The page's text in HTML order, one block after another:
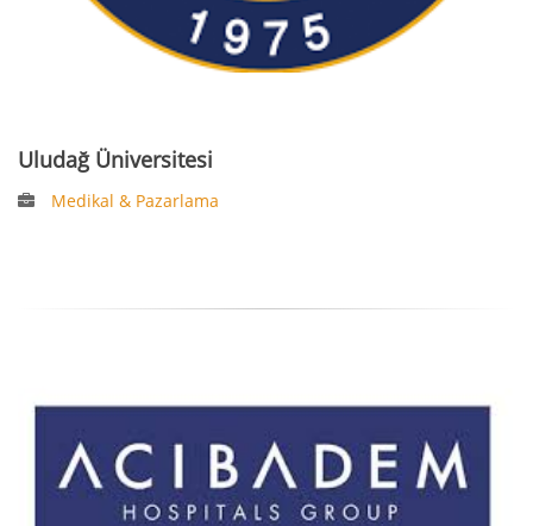
Uludağ Üniversitesi
Medikal & Pazarlama